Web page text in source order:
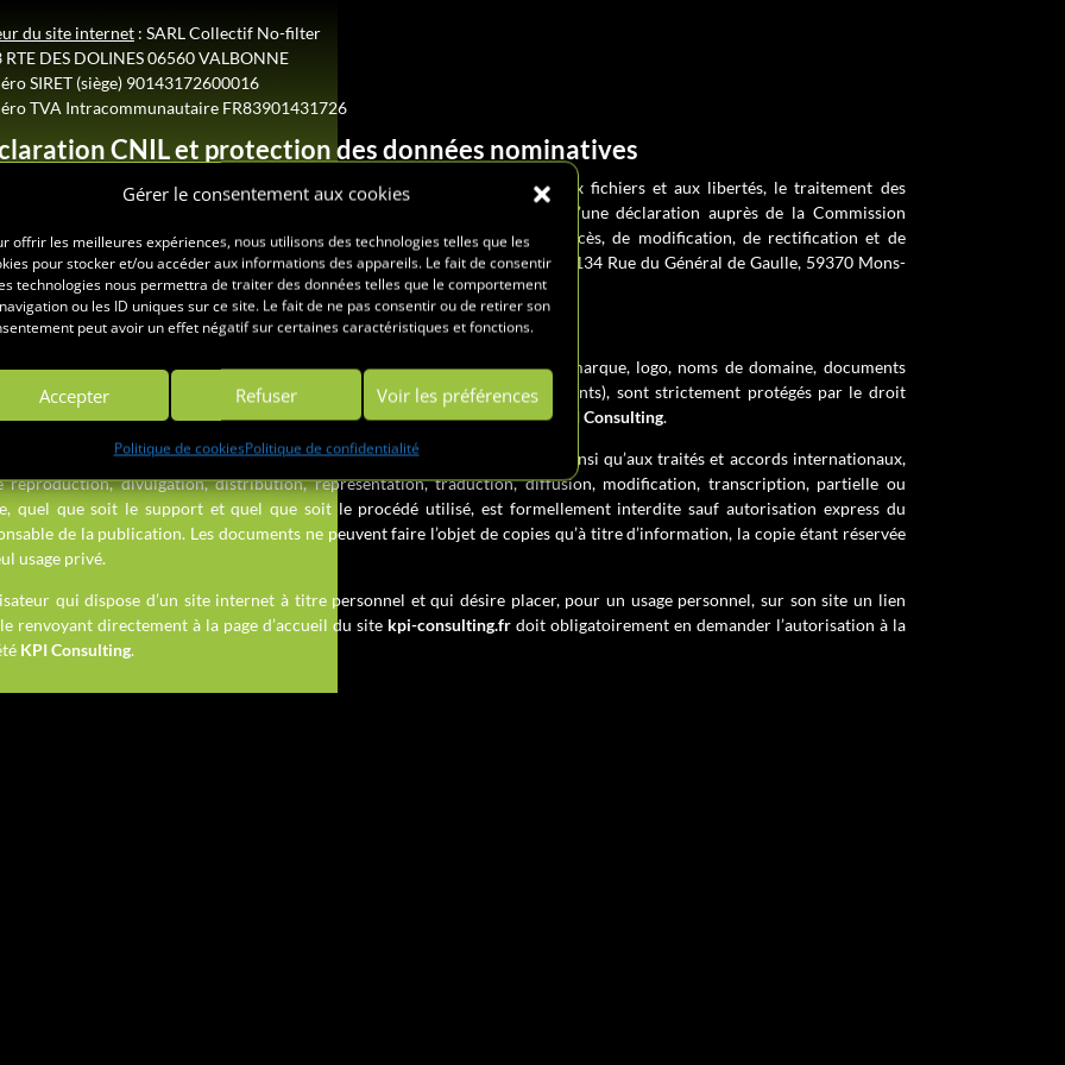
Gérer le consentement aux cookies
offrir les meilleures expériences, nous utilisons des technologies telles que les
pour stocker et/ou accéder aux informations des appareils. Le fait de consentir
technologies nous permettra de traiter des données telles que le comportement
ou les ID uniques sur ce site. Le fait de ne pas consentir ou de retirer son
peut avoir un effet négatif sur certaines caractéristiques et fonctions.
Accepter Refuser Voir les préférences
Politique de cookiesPolitique de confidentialité
du site internet: SARL Collectif No-filter
RTE DES DOLINES 06560 VALBONNE
SIRET (siège) 90143172600016
TVA Intracommunautaire FR83901431726
CNIL et protection des données nominatives
à la loi n°78-17 du 6 janvier 1978 relative à l’informatique, aux fichiers et aux libertés, le traitement des
a fait l’objet d’une déclaration auprès de la Commission
de l’Informatique et des Libertés. L’Internaute dispose d’un droit d’accès, de modification, de rectification et de
des données le concernant. Ce droit peut être exercé par courrier au
134 Rue du Général de Gaulle, 59370 Mons-
France ou par email : contact@kpi-consulting.fr
intellectuelle et droits d’auteur
les éléments du site kpi-consulting.frqu’ils soient visuels ou sonores (sa marque, logo, noms de domaine, documents
représentations photographiques et tous signes distinctifs afférents), sont strictement protégés par le droit
des marques ou des brevets. Ils sont la propriété exclusive de la sociétéKPI Consulting.
conformément aux dispositions du Code de la propriété intellectuelle, ainsi qu’aux traités et accords internationaux,
reproduction, divulgation, distribution, représentation, traduction, diffusion, modification, transcription, partielle ou
quel que soit le support et quel que soit le procédé utilisé, est formellement interdite sauf autorisation express du
de la publication. Les documents ne peuvent faire l’objet de copies qu’à titre d’information, la copie étant réservée
usage privé.
qui dispose d’un site internet à titre personnel et qui désire placer, pour un usage personnel, sur son site un lien
renvoyant directement à la page d’accueil du site kpi-consulting.fr doit obligatoirement en demander l’autorisation à la
KPI Consulting.